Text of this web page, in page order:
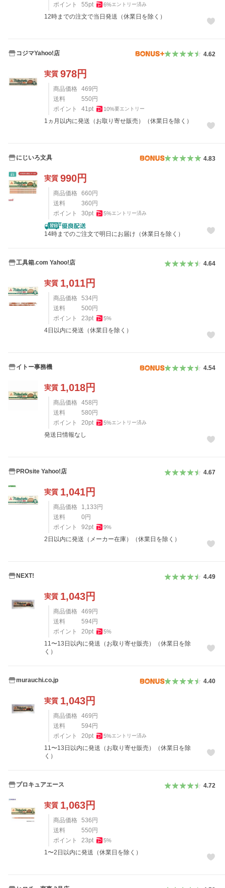
ポイント
55pt 6%エントリー済み
12時までの注文で当日発送（休業日を除く）
コジマYahoo!店 4.62
実質 978円
商品価格 469円
送料
550円
ポイント
41 pt 10%要エントリー
1ヵ月以内に発送（お取り寄せ販売）（休業日を除く）
にじいろ文具 4.83
実質 990円
商品価格 660円
送料
360円
ポイント
30pt 5%エントリー済み
14時までのご注文で明日にお届け（休業日を除く）
工具箱.com Yahoo!店 4.64
実質 1,011円
商品価格 534円
送料
500 円
ポイント
23pt 5%
4日以内に発送（休業日を除く）
イトー事務機 4.54
実質 1,018円
商品価格 458 円
送料
580 円
ポイント
20pt 5%エントリー済み
発送日情報なし
PROsite Yahoo!店 4.67
実質 1,041円
商品価格 1,133 円
送料
0 円
ポイント
92pt 9%
2日以内に発送（メーカー在庫）（休業日を除く）
NEXT! 4.49
実質 1,043円
商品価格 469 円
送料
594円
ポイント
20pt 5%
11〜13日以内に発送（お取り寄せ販売）（休業日を除
く）
murauchi.co.jp 4.40
実質 1,043円
商品価格 469 円
送料
594円
ポイント
20pt 5%エントリー済み
11〜13日以内に発送（お取り寄せ販売）（休業日を除
く）
プロキュアエース 4.72
実質 1,063円
商品価格 536 円
送料
550 円
ポイント
23pt 5%
1〜2日以内に発送（休業日を除く）